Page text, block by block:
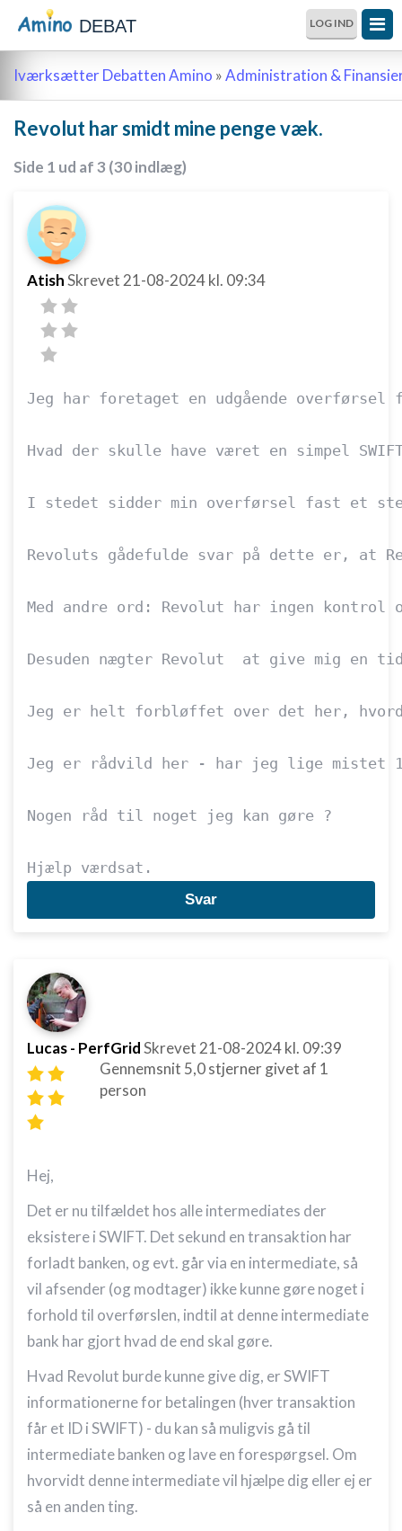
DEBAT LOG IND
Iværksætter Debatten Amino »Administration &
Revolut har smidt mine penge væk.
Side 1 ud af 3 (30 indlæg)
AtishSkrevet 21-08-2024kl. 09:34
Jeg har foretaget en udgående
Hvad der skulle have været en simpel
I stedet sidder min overførsel fast et
Revoluts gådefulde svar på dette er, at
Med andre ord: Revolut har ingen
Desuden nægter Revolut  at give mig en
Jeg er helt forbløffet over det her,
Jeg er rådvild her - har jeg lige mistet
Nogen råd til noget jeg kan gøre ?
Hjælp værdsat.
Svar
Lucas - PerfGridSkrevet 21-08-2024kl. 09:39
Gennemsnit 5,0stjerner givet af 1
person
Hej,
Det er nu tilfældet hos alle intermediates der
eksistere i SWIFT. Det sekund en transaktion har
forladt banken, og evt. går via en intermediate, så
vil afsender (og modtager) ikke kunne gøre noget i
forhold til overførslen, indtil at denne intermediate
bank har gjort hvad de end skal gøre.
Hvad Revolut burde kunne give dig, er SWIFT
informationerne for betalingen (hver transaktion
får et ID i SWIFT) - du kan så muligvis gå til
intermediate banken og lave en forespørgsel. Om
hvorvidt denne intermediate vil hjælpe dig eller ej er
så en anden ting.